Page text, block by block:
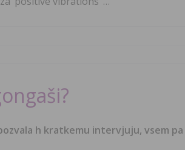
h kratkemu intervjuju, vsem